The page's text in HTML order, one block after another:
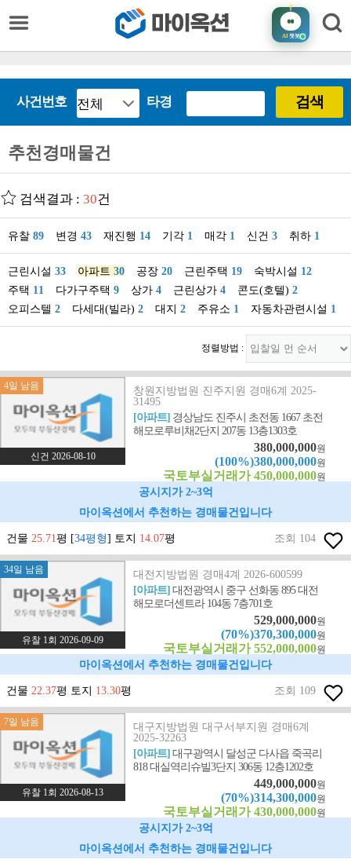
AI챗봇
사건번호 타경 검색
추천경매물건
검색결과 : 30건
유찰 89 변경 43 재진행 14 기각 1 매각 1 신건 3 취하 1
근린시설 33 아파트 30 공장 20 근린주택 19 숙박시설 12
주택 11 다가구주택 9 상가 4 근린상가 4 콘도(호텔) 2
오피스텔 2 다세대(빌라) 2 대지 2 주유소 1 자동차관련시설 1
정렬방법 :
4일 남음
신건 2026-08-10
창원지방법원 진주지원 경매6계 2025-
31495
[아파트] 경상남도 진주시 초전동 1667 초전
해모로루비채2단지 207동 13층1303호
380,000,000원
(100%)380,000,000원
국토부실거래가 450,000,000원
공시지가 2~3억
마이옥션에서 추천하는 경매물건입니다
건물 25.71평 [34평형] 토지 14.07평 조회 104
34일 남음
유찰 1회 2026-09-09
대전지방법원 경매4계 2026-600599
[아파트]대전광역시 중구 선화동 895 대전
해모로더센트라 104동 7층701호
529,000,000원
(70%)370,300,000원
국토부실거래가 552,000,000원
마이옥션에서 추천하는 경매물건입니다
건물 22.37평 토지 13.30평 조회 109
7일 남음
유찰 1회 2026-08-13
대구지방법원 대구서부지원 경매6계
2025-32263
[아파트]대구광역시 달성군 다사읍 죽곡리
818 대실역리슈빌3단지 306동 12층1202호
449,000,000원
(70%)314,300,000원
국토부실거래가 430,000,000원
공시지가 2~3억
마이옥션에서 추천하는 경매물건입니다